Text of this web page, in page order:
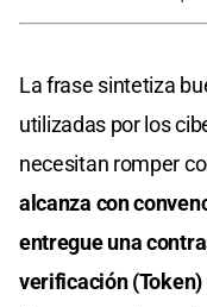
La frase sintetiza
utilizadas por los
necesitan romper
alcanza con
entregue una
verificación